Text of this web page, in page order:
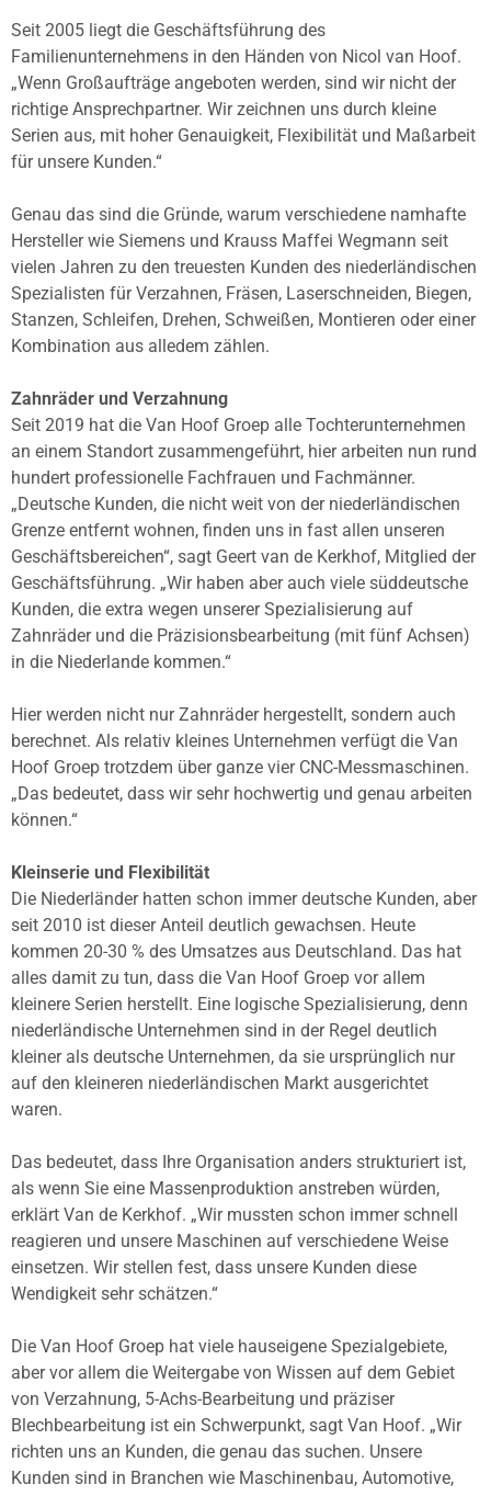
Seit 2005 liegt die Geschäftsführung des
Familienunternehmens in den Händen von Nicol van Hoof.
„Wenn Großaufträge angeboten werden, sind wir nicht der
richtige Ansprechpartner. Wir zeichnen uns durch kleine
Serien aus, mit hoher Genauigkeit, Flexibilität und Maßarbeit
für unsere Kunden.“
Genau das sind die Gründe, warum verschiedene namhafte
Hersteller wie Siemens und Krauss Maffei Wegmann seit
vielen Jahren zu den treuesten Kunden des niederländischen
Spezialisten für Verzahnen, Fräsen, Laserschneiden, Biegen,
Stanzen, Schleifen, Drehen, Schweißen, Montieren oder einer
Kombination aus alledem zählen.
Zahnräder und Verzahnung
Seit 2019 hat die Van Hoof Groep alle Tochterunternehmen
an einem Standort zusammengeführt, hier arbeiten nun rund
hundert professionelle Fachfrauen und Fachmänner.
„Deutsche Kunden, die nicht weit von der niederländischen
Grenze entfernt wohnen, finden uns in fast allen unseren
Geschäftsbereichen“, sagt Geert van de Kerkhof, Mitglied der
Geschäftsführung. „Wir haben aber auch viele süddeutsche
Kunden, die extra wegen unserer Spezialisierung auf
Zahnräder und die Präzisionsbearbeitung (mit fünf Achsen)
in die Niederlande kommen.“
Hier werden nicht nur Zahnräder hergestellt, sondern auch
berechnet. Als relativ kleines Unternehmen verfügt die Van
Hoof Groep trotzdem über ganze vier CNC-Messmaschinen.
„Das bedeutet, dass wir sehr hochwertig und genau arbeiten
können.“
Kleinserie und Flexibilität
Die Niederländer hatten schon immer deutsche Kunden, aber
seit 2010 ist dieser Anteil deutlich gewachsen. Heute
kommen 20-30 % des Umsatzes aus Deutschland. Das hat
alles damit zu tun, dass die Van Hoof Groep vor allem
kleinere Serien herstellt. Eine logische Spezialisierung, denn
niederländische Unternehmen sind in der Regel deutlich
kleiner als deutsche Unternehmen, da sie ursprünglich nur
auf den kleineren niederländischen Markt ausgerichtet
waren.
Das bedeutet, dass Ihre Organisation anders strukturiert ist,
als wenn Sie eine Massenproduktion anstreben würden,
erklärt Van de Kerkhof. „Wir mussten schon immer schnell
reagieren und unsere Maschinen auf verschiedene Weise
einsetzen. Wir stellen fest, dass unsere Kunden diese
Wendigkeit sehr schätzen.“
Die Van Hoof Groep hat viele hauseigene Spezialgebiete,
aber vor allem die Weitergabe von Wissen auf dem Gebiet
von Verzahnung, 5-Achs-Bearbeitung und präziser
Blechbearbeitung ist ein Schwerpunkt, sagt Van Hoof. „Wir
richten uns an Kunden, die genau das suchen. Unsere
Kunden sind in Branchen wie Maschinenbau, Automotive,